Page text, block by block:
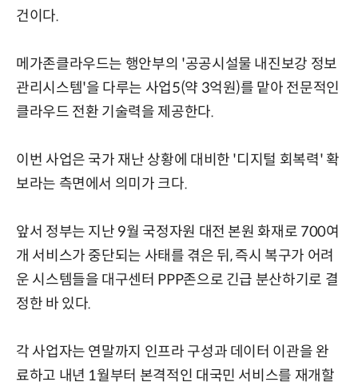
건이다.
메가존클라우드는 행안부의 '공공시설물 내진보강 정보
관리시스템'을 다루는 사업5(약 3억원)를 맡아 전문적인
클라우드 전환 기술력을 제공한다.
이번 사업은 국가 재난 상황에 대비한 '디지털 회복력' 확
보라는 측면에서 의미가 크다.
앞서 정부는 지난 9월 국정자원 대전 본원 화재로 700여
개 서비스가 중단되는 사태를 겪은 뒤, 즉시 복구가 어려
운 시스템들을 대구센터 PPP존으로 긴급 분산하기로 결
정한 바 있다.
각 사업자는 연말까지 인프라 구성과 데이터 이관을 완
료하고 내년 1월부터 본격적인 대국민 서비스를 재개할